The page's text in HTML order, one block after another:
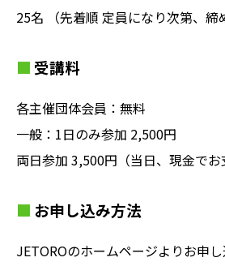
25名 （先着順 定員になり次第、締
受講料
各主催団体会員：無料
一般：1日のみ参加 2,500円
両日参加 3,500円（当日、現金でお
お申し込み方法
JETOROのホームページよりお申